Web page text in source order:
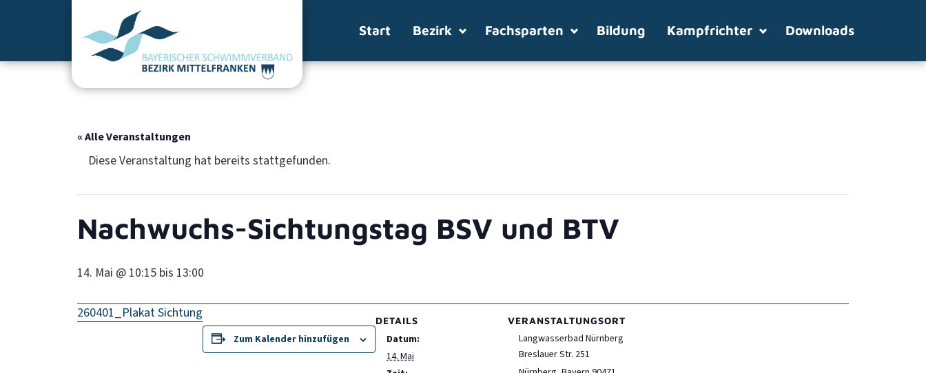
Start Bezirk Fachsparten Bildung Kampfrichter Downloads
« Alle Veranstaltungen
Diese Veranstaltung hat bereits stattgefunden.
Nachwuchs-Sichtungstag BSV und BTV
14. Mai @ 10:15 bis 13:00
260401_Plakat Sichtung
Zum Kalender hinzufügen
DETAILS
Datum:
14. Mai
VERANSTALTUNGSORT
Langwasserbad Nürnberg
Breslauer Str. 251